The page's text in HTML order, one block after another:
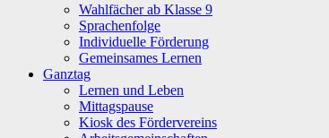
Wahlfächer ab Klasse 9
Sprachenfolge
Individuelle Förderung
Gemeinsames Lernen
Ganztag
Lernen und Leben
Mittagspause
Kiosk des Fördervereins